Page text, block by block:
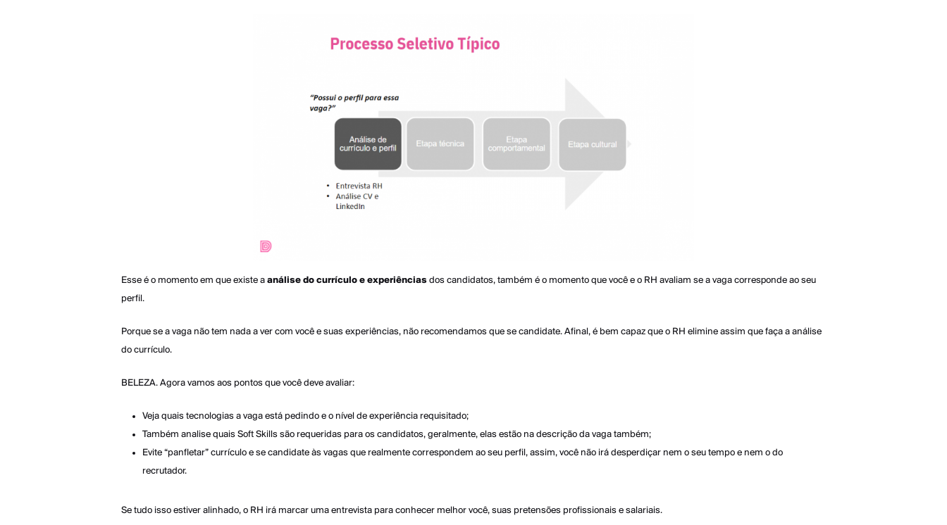
Esse é o momento em que existe a análise do currículo e experiências dos candidatos, também é o momento que você e o RH avaliam se a vaga corresponde ao seu
perfil.
Porque se a vaga não tem nada a ver com você e suas experiências, não recomendamos que se candidate. Afinal, é bem capaz que o RH elimine assim que faça a análise
do currículo.
BELEZA. Agora vamos aos pontos que você deve avaliar:
Veja quais tecnologias a vaga está pedindo e o nível de experiência requisitado;
Também analise quais Soft Skills são requeridas para os candidatos, geralmente, elas estão na descrição da vaga também;
Evite “panfletar” currículo e se candidate às vagas que realmente correspondem ao seu perfil, assim, você não irá desperdiçar nem o seu tempo e nem o do
recrutador.
Se tudo isso estiver alinhado, o RH irá marcar uma entrevista para conhecer melhor você, suas pretensões profissionais e salariais.